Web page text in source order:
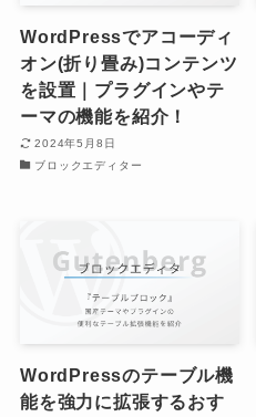
WordPressでアコーディ
オン(折り畳み)コンテンツ
を設置｜プラグインやテ
ーマの機能を紹介！
2024年5月8日
ブロックエディター
WordPressのテーブル機
能を強力に拡張するおす